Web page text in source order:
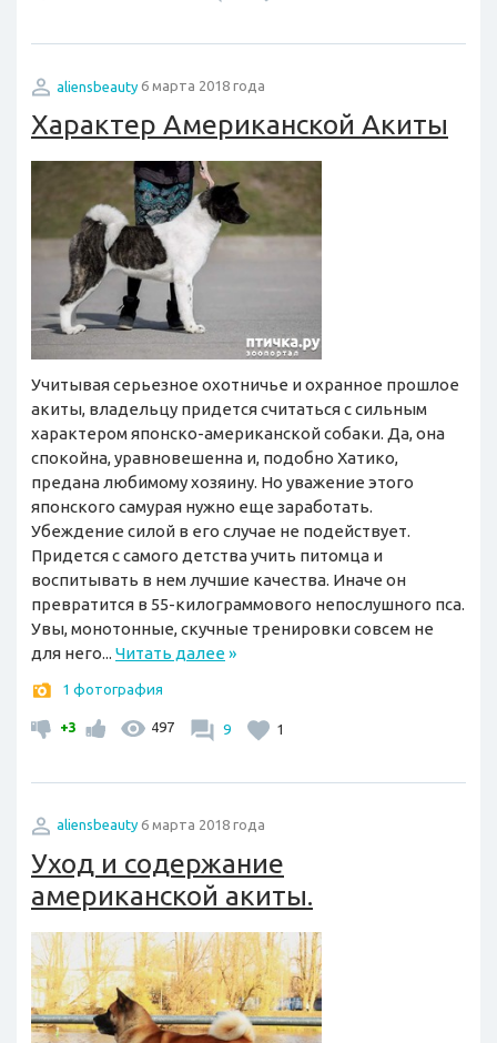
aliensbeauty 6 марта 2018 года
Характер Американской Акиты
Учитывая серьезное охотничье и охранное прошлое
акиты, владельцу придется считаться с сильным
характером японско-американской собаки. Да, она
спокойна, уравновешенна и, подобно Хатико,
предана любимому хозяину. Но уважение этого
японского самурая нужно еще заработать.
Убеждение силой в его случае не подействует.
Придется с самого детства учить питомца и
воспитывать в нем лучшие качества. Иначе он
превратится в 55-килограммового непослушного пса.
Увы, монотонные, скучные тренировки совсем не
для него... Читать далее»
1 фотография
+3 497 9 1
aliensbeauty 6 марта 2018 года
Уход и содержание
американской акиты.